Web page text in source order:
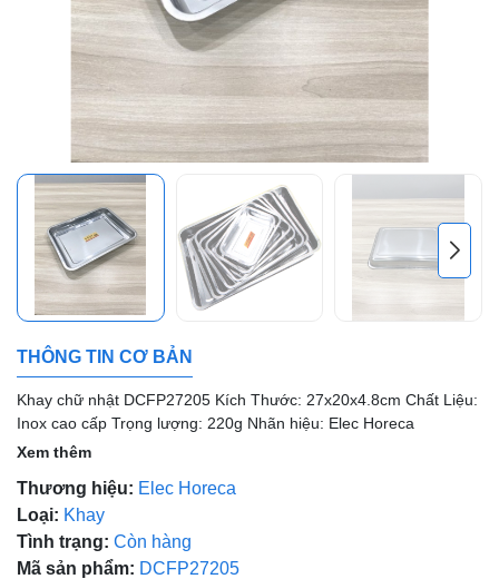
THÔNG TIN CƠ BẢN
Khay chữ nhật DCFP27205 Kích Thước: 27x20x4.8cm Chất Liệu:
Inox cao cấp Trọng lượng: 220g Nhãn hiệu: Elec Horeca
Xem thêm
Thương hiệu: Elec Horeca
Loại: Khay
Tình trạng: Còn hàng
Mã sản phẩm: DCFP27205
Mã giảm giá:
Điều kiện: